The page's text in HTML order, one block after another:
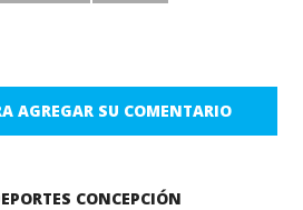
AGREGAR SU COMENTARIO
CONCEPCIÓN